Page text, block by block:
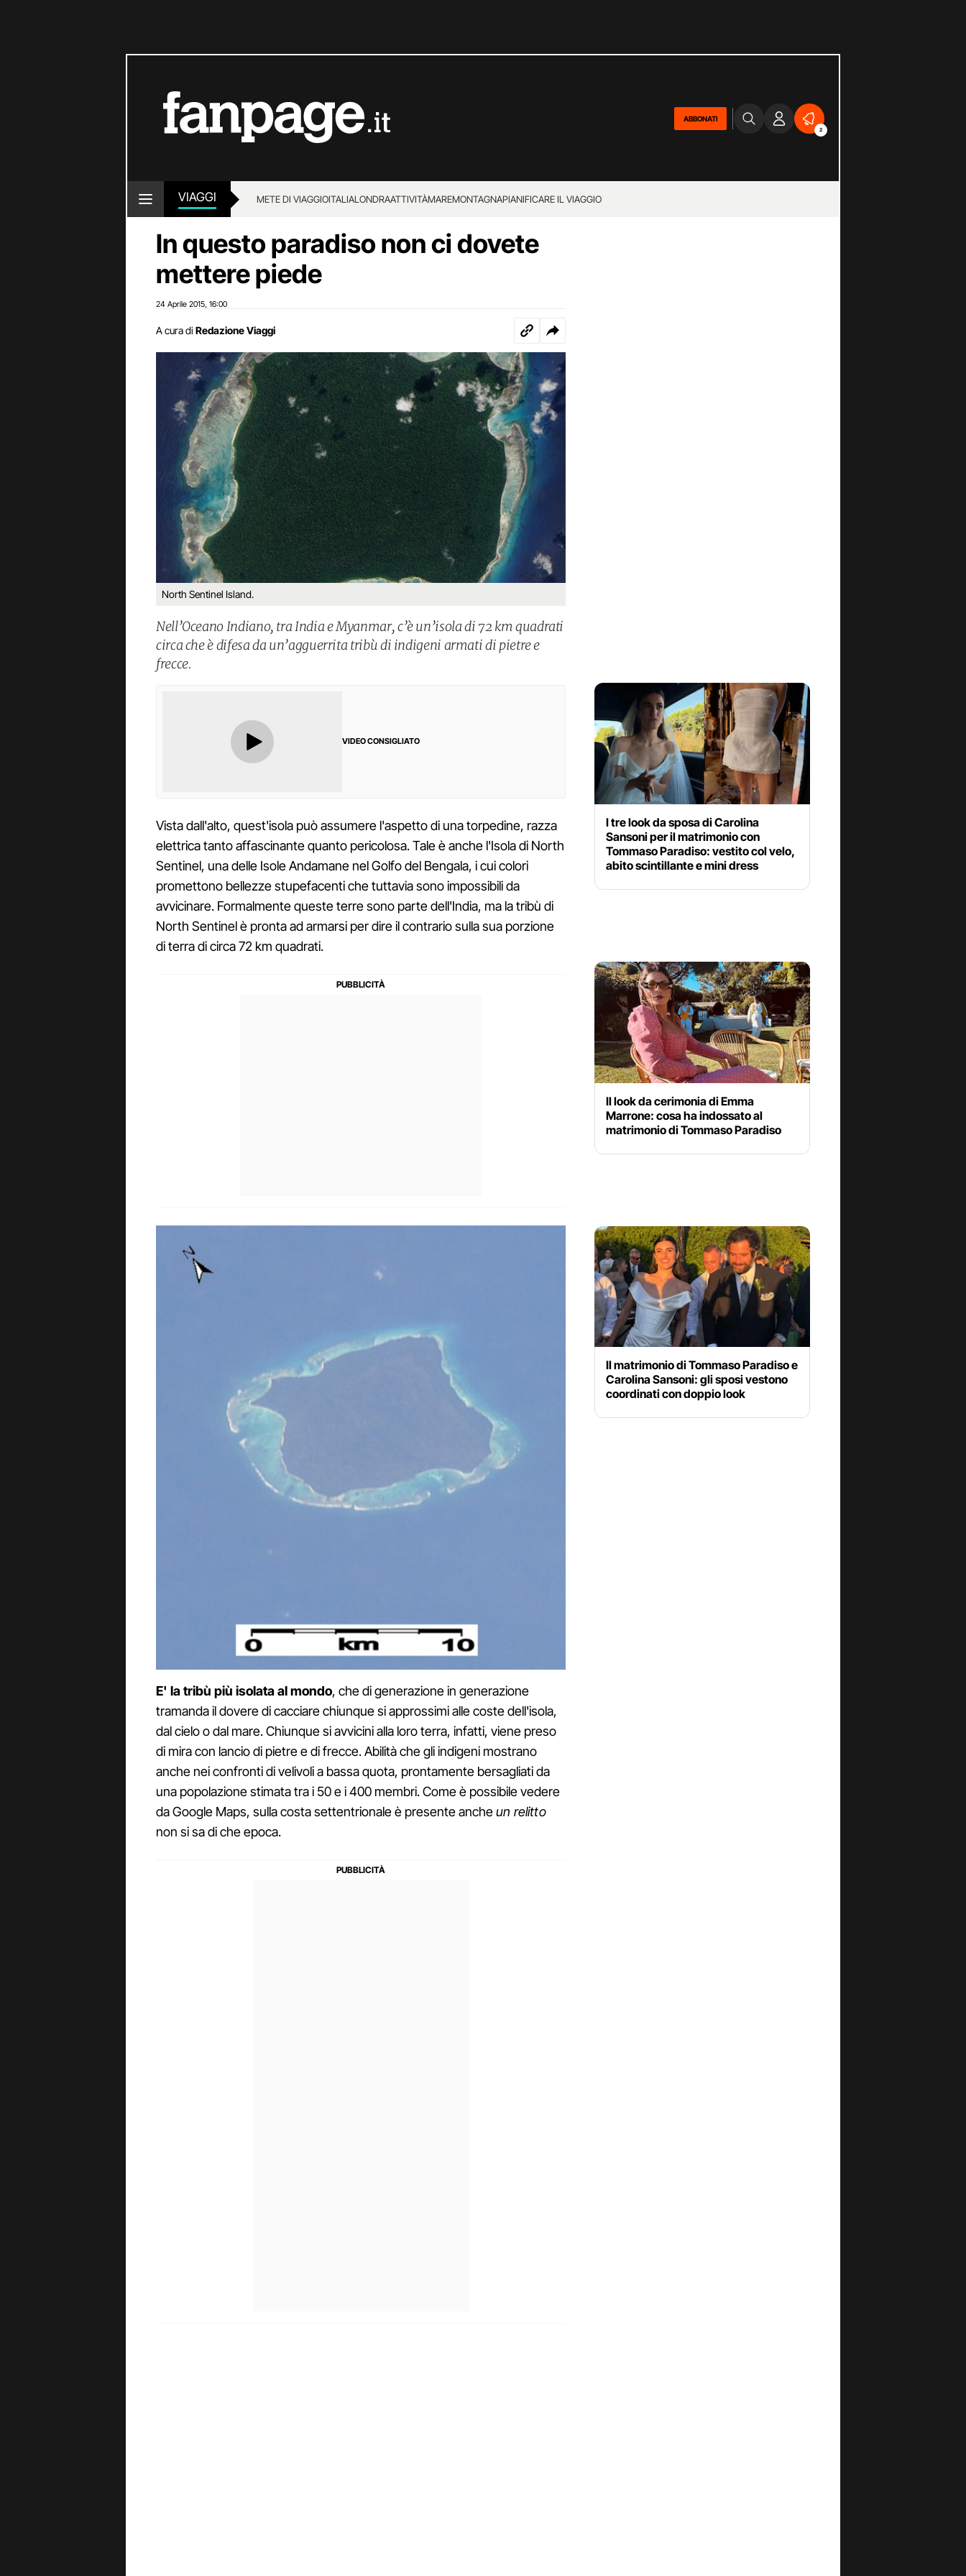
ABBONATI
2
VIAGGI METE DI VIAGGIOITALIALONDRAATTIVITÀMAREMONTAGNAPIANIFICARE IL VIAGGIO
In questo paradiso non ci dovete
mettere piede
24 Aprile 2015 16:00
A cura di Redazione Viaggi
North Sentinel Island.
Nell’Oceano Indiano, tra India e Myanmar, c’è un’isola di 72 km quadrati
circa che è difesa da un’agguerrita tribù di indigeni armati di pietre e
frecce.
VIDEO CONSIGLIATO
Vista dall'alto, quest'isola può assumere l'aspetto di una torpedine, razza
elettrica tanto affascinante quanto pericolosa. Tale è anche l'Isola di North
Sentinel, una delle Isole Andamane nel Golfo del Bengala, i cui colori
promettono bellezze stupefacenti che tuttavia sono impossibili da
avvicinare. Formalmente queste terre sono parte dell'India, ma la tribù di
North Sentinel è pronta ad armarsi per dire il contrario sulla sua porzione
di terra di circa 72 km quadrati.
E' la tribù più isolata al mondo, che di generazione in generazione
tramanda il dovere di cacciare chiunque si approssimi alle coste dell'isola,
dal cielo o dal mare. Chiunque si avvicini alla loro terra, infatti, viene preso
di mira con lancio di pietre e di frecce. Abilità che gli indigeni mostrano
anche nei confronti di velivoli a bassa quota, prontamente bersagliati da
una popolazione stimata tra i 50 e i 400 membri. Come è possibile vedere
da Google Maps, sulla costa settentrionale è presente ancheun relitto
non si sa di che epoca.
I tre look da sposa di Carolina
Sansoni per il matrimonio con
Tommaso Paradiso: vestito col velo,
abito scintillante e mini dress
Il look da cerimonia di Emma
Marrone: cosa ha indossato al
matrimonio di Tommaso Paradiso
Il matrimonio di Tommaso Paradiso e
Carolina Sansoni: gli sposi vestono
coordinati con doppio look